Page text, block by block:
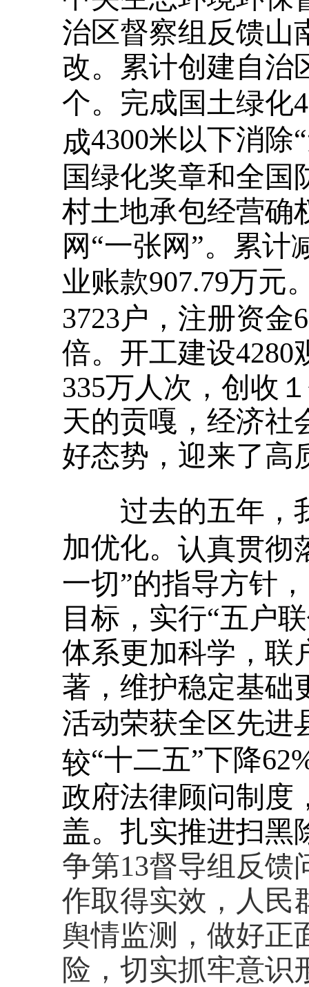
治区督察组反馈山
改。累计创建自治
个。完成国土绿化
成4300米以下消除
国绿化奖章和全国
村土地承包经营确
网“一张网”。累计
业账款907.79万元
3723户，注册资金
倍。开工建设
335万人次，创收
天的贡嘎，经济社
好态势，迎来了高
过去的五年，我
加优化。 认真贯彻
一切”的指导方针
目标，实行“五户
体系更加科学，联
著，维护稳定基础
活动荣获全区先进
较“十二五”下降
政府法律顾问制度
盖。扎实推进扫黑
争第13督导组反馈
作取得实效，人民
舆情监测，做好正
险，切实抓牢意识